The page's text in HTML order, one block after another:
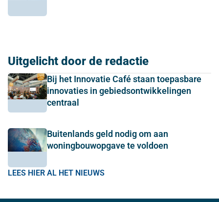
Uitgelicht door de redactie
Bij het Innovatie Café staan toepasbare
innovaties in gebiedsontwikkelingen
centraal
Buitenlands geld nodig om aan
woningbouwopgave te voldoen
LEES HIER AL HET NIEUWS